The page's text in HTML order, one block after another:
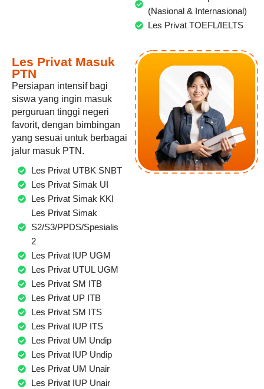
(Nasional & Internasional)
Les Privat TOEFL/IELTS
Les Privat Masuk
PTN
Persiapan intensif bagi
siswa yang ingin masuk
perguruan tinggi negeri
favorit, dengan bimbingan
yang sesuai untuk berbagai
jalur masuk PTN.
Les Privat UTBK SNBT
Les Privat Simak UI
Les Privat Simak KKI
Les Privat Simak
S2/S3/PPDS/Spesialis
2
Les Privat IUP UGM
Les Privat UTUL UGM
Les Privat SM ITB
Les Privat UP ITB
Les Privat SM ITS
Les Privat IUP ITS
Les Privat UM Undip
Les Privat IUP Undip
Les Privat UM Unair
Les Privat IUP Unair